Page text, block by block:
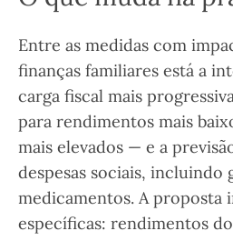
Entre as medidas com
finanças familiares está a
carga fiscal mais
para rendimentos mais
mais elevados — e a
despesas sociais, incluindo
medicamentos. A proposta
específicas: rendimentos